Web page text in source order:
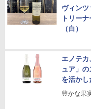
ヴィン
トリー
（白）
エノテ
ュア」
を活か
豊かな果